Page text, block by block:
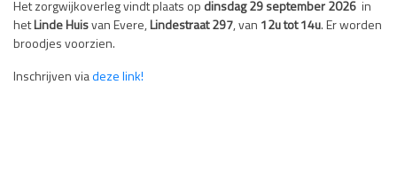
Het zorgwijkoverleg vindt plaats op dinsdag 29 september 2026 in
hetLinde Huis van Evere, Lindestraat 297, van 12u tot 14u. Er worden
broodjes voorzien.
Inschrijven via deze link!